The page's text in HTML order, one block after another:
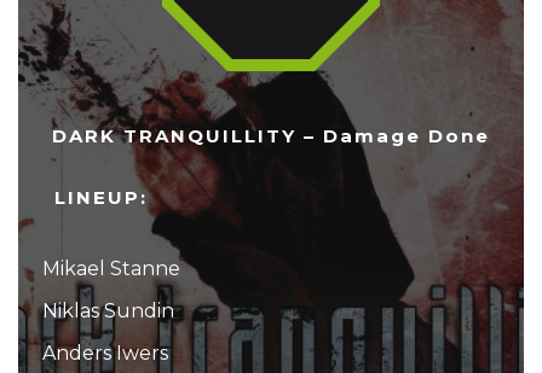
DARK TRANQUILLITY – Damage Done
LINEUP:
Mikael Stanne
Niklas Sundin
Anders Iwers